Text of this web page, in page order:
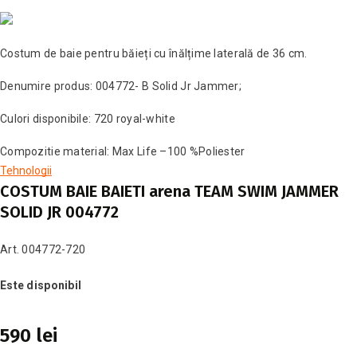
Costum de baie pentru băieți cu înălțime laterală de 36 cm.
Denumire produs: 004772- B Solid Jr Jammer;
Culori disponibile: 720 royal-white
Compozitie material: Max Life –100 %Poliester
Tehnologii
COSTUM BAIE BAIETI arena TEAM SWIM JAMMER
SOLID JR 004772
Art. 004772-720
Este disponibil
590 lei